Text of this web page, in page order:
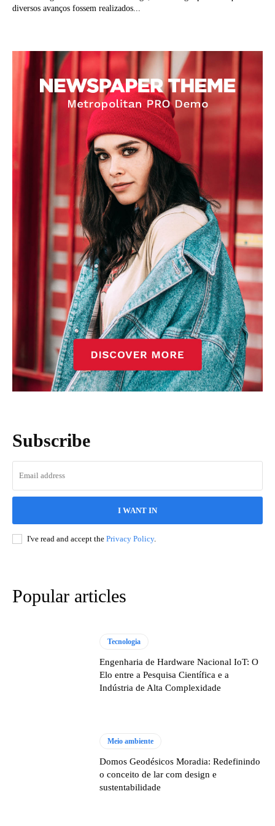
diversos avanços fossem realizados...
Subscribe
I WANT IN
I've read and accept the Privacy Policy.
Popular articles
Tecnologia
Engenharia de Hardware Nacional IoT: O
Elo entre a Pesquisa Científica e a
Indústria de Alta Complexidade
Meio ambiente
Domos Geodésicos Moradia: Redefinindo
o conceito de lar com design e
sustentabilidade